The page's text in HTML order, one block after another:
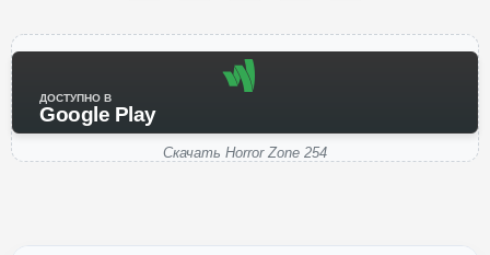
ДОСТУПНО В
Google Play
Скачать Horror Zone 254